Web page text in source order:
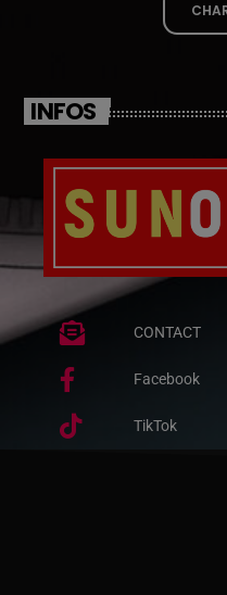
INFOS
CONTACT
Facebook
TikTok